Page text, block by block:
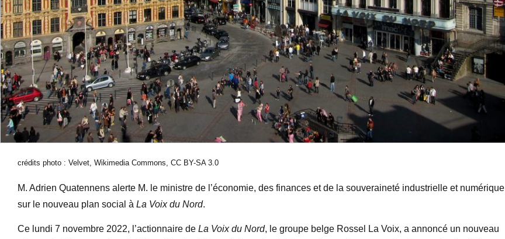
crédits photo : Velvet, Wikimedia Commons, CC BY-SA 3.0
M. Adrien Quatennens alerte M. le ministre de l’économie, des finances et de la souveraineté industrielle et numérique
sur le nouveau plan social à La Voix du Nord.
Ce lundi 7 novembre 2022, l’actionnaire de La Voix du Nord, le groupe belge Rossel La Voix, a annoncé un nouveau